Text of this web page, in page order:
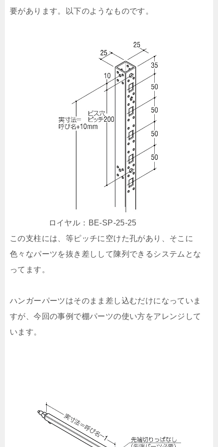
要があります。以下のようなものです。
ロイヤル：BE-SP-25-25
この支柱には、等ピッチに空けた孔があり、そこに
色々なパーツを抜き差しして陳列できるシステムとな
ってます。
ハンガーパーツはそのまま差し込むだけになっていま
すが、今回の事例で棚パーツの使い方をアレンジして
います。